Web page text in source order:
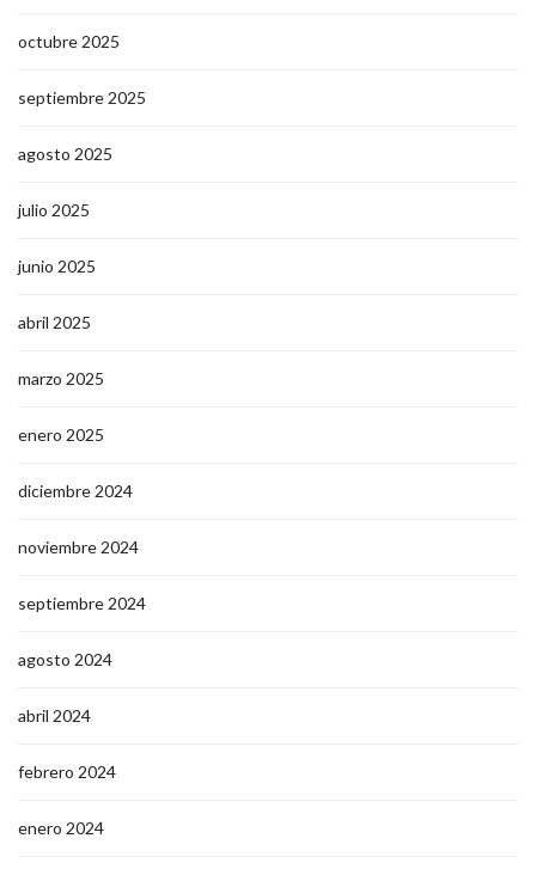
octubre 2025
septiembre 2025
agosto 2025
julio 2025
junio 2025
abril 2025
marzo 2025
enero 2025
diciembre 2024
noviembre 2024
septiembre 2024
agosto 2024
abril 2024
febrero 2024
enero 2024